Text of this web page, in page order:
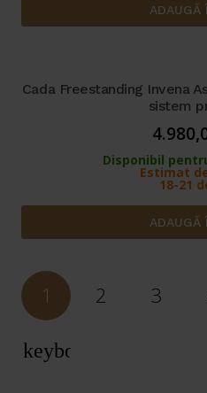
ADAUGĂ
Cada Freestanding Invena
sistem
Disponibil
Estimat
18-21
ADAUGĂ
1 2 3